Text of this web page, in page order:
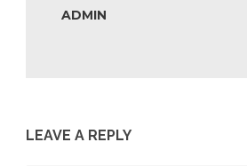
ADMIN
LEAVE A REPLY